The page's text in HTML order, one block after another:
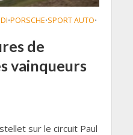
•PORSCHE•SPORT AUTO•
de
vainqueurs
sur le circuit Paul